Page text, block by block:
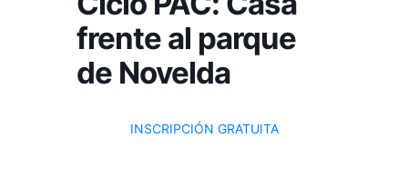
frente al parque
de Novelda
INSCRIPCIÓN GRATUITA